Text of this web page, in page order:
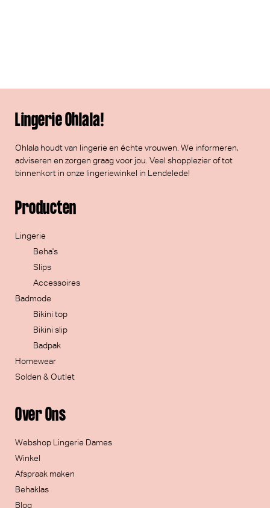
Lingerie Ohlala!
Ohlala houdt van lingerie en échte vrouwen. We informeren,
adviseren en zorgen graag voor jou. Veel shopplezierof tot
binnenkort in onze lingeriewinkel in Lendelede!
Over Ons
Webshop Lingerie Dames
Winkel
Afspraak maken
Behaklas
Blog
Producten
Lingerie
Beha's
Slips
Accessoires
Badmode
Bikini top
Bikini slip
Badpak
Homewear
Solden & Outlet